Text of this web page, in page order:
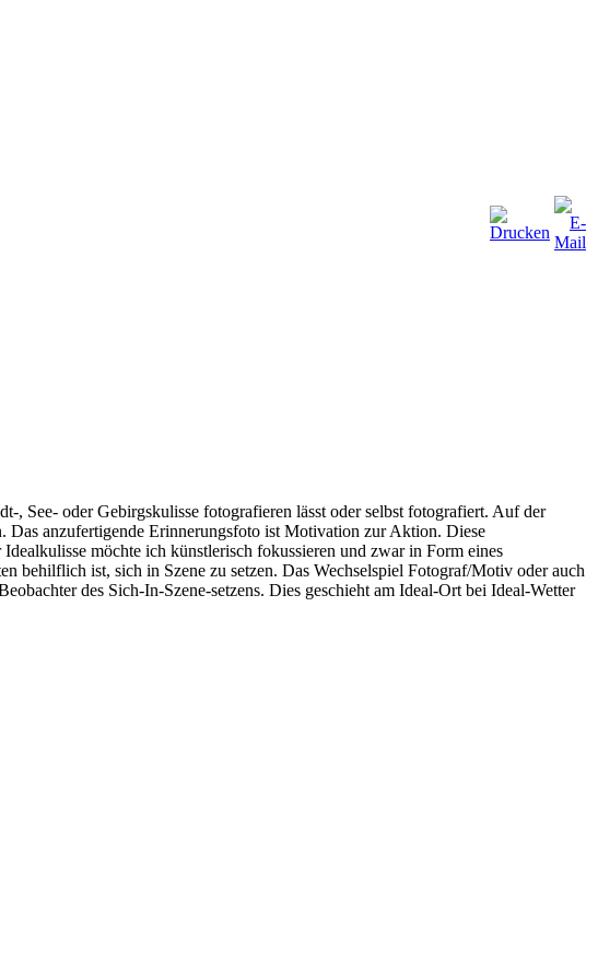
, See- oder Gebirgskulisse fotografieren lässt oder selbst fotografiert. Auf der
Das anzufertigende Erinnerungsfoto ist Motivation zur Aktion. Diese
möchte ich künstlerisch fokussieren und zwar in Form eines
behilflich ist, sich in Szene zu setzen. Das Wechselspiel Fotograf/Motiv oder auch
des Sich-In-Szene-setzens. Dies geschieht am Ideal-Ort bei Ideal-Wetter